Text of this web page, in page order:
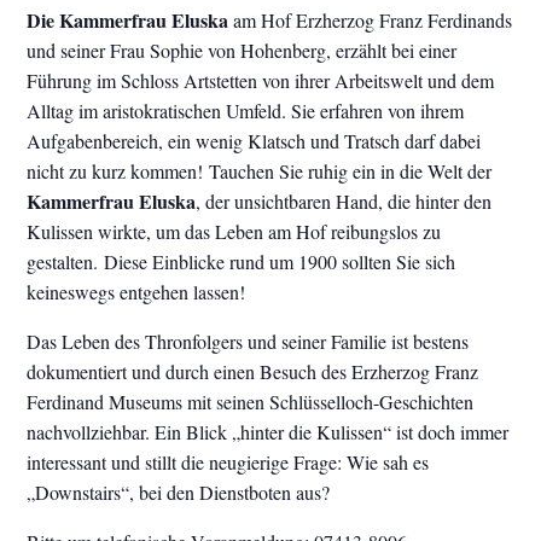
Die Kammerfrau Eluskaam Hof Erzherzog Franz Ferdinands
und seiner Frau Sophie von Hohenberg, erzählt bei einer
Führung im Schloss Artstetten von ihrer Arbeitswelt und dem
Alltag im aristokratischen Umfeld. Sie erfahren von ihrem
Aufgabenbereich, ein wenig Klatsch und Tratsch darf dabei
nicht zu kurz kommen! Tauchen Sie ruhig ein in die Welt der
Kammerfrau Eluska, der unsichtbaren Hand, die hinter den
Kulissen wirkte, um das Leben am Hof reibungslos zu
gestalten. Diese Einblicke rund um 1900 sollten Sie sich
keineswegs entgehen lassen!
Das Leben des Thronfolgers und seiner Familie ist bestens
dokumentiert und durch einen Besuch des Erzherzog Franz
Ferdinand Museums mit seinen Schlüsselloch-Geschichten
nachvollziehbar. Ein Blick „hinter die Kulissen“ ist doch immer
interessant und stillt die neugierige Frage: Wie sah es
„Downstairs“, bei den Dienstboten aus?